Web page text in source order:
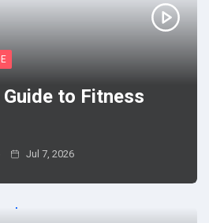
to Fitness
Jul 7, 2026